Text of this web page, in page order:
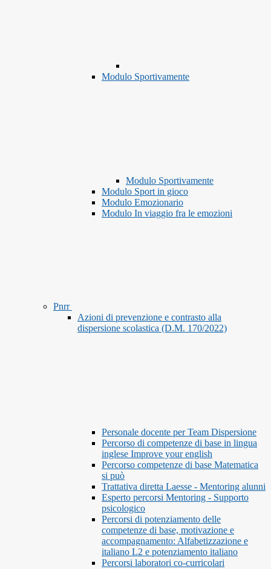
Modulo Sportivamente
Modulo Sportivamente
Modulo Sport in gioco
Modulo Emozionario
Modulo In viaggio fra le emozioni
Pnrr
Azioni di prevenzione e contrasto alla
dispersione scolastica (D.M. 170/2022)
Personale docente per Team Dispersione
Percorso di competenze di base in lingua
inglese Improve your english
Percorso competenze di base Matematica
si può
Trattativa diretta Laesse - Mentoring alunni
Esperto percorsi Mentoring - Supporto
psicologico
Percorsi di potenziamento delle
competenze di base, motivazione e
accompagnamento: Alfabetizzazione e
italiano L2 e potenziamento italiano
Percorsi laboratori co-curricolari